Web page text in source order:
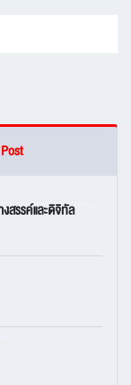
สรรค์และดิจิทัล